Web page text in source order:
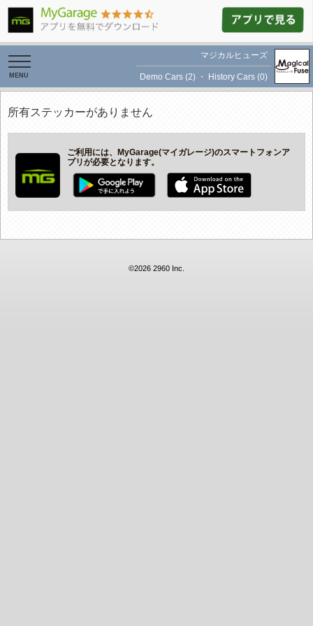
toggle
navigation
マジカルヒューズ
Demo Cars (2) ・ History Cars (0)
所有ステッカーがありません
ご利用には、MyGarage(マイガレージ)のスマートフォンア
プリが必要となります。
©2026 2960 Inc.